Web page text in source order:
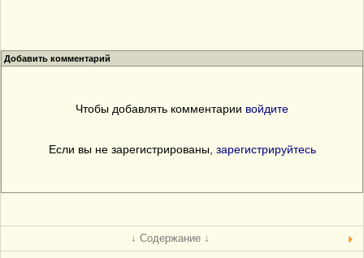
Добавить комментарий
Чтобы добавлять комментарии войдите
Если вы не зарегистрированы, зарегистрируйтесь
↓ Содержание ↓